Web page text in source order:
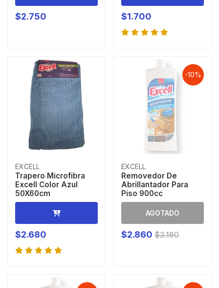
$2.750 $1.700
EXCELL
Trapero Microfibra
Excell Color Azul
50X60cm
$2.680
-10%
EXCELL
Removedor De
Abrillantador Para
Piso 900cc
AGOTADO
$2.860 $3.180